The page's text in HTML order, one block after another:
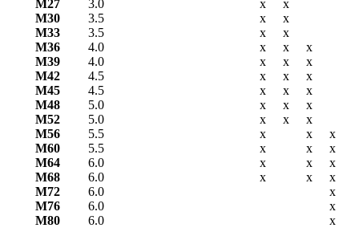
М27
3.0 х
х
М30
3.5 х
х
М33
3.5 х
х
М36
4.0 х х
х
М39
4.0 х х
х
М42
4.5 х х
х
М45
4.5 х х
х
М48
5.0 х х
х
М52
5.0 х х
х
М56
5.5 х х
х
М60
5.5 х х
х
М64
6.0 х х
х
М68
6.0 х х
х
М72
6.0
х
М76
6.0
х
М80
6.0 х